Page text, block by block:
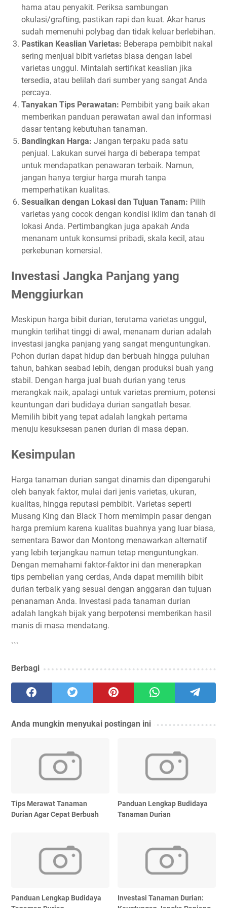
hama atau penyakit. Periksa sambungan
okulasi/grafting, pastikan rapi dan kuat. Akar harus
sudah memenuhi polybag dan tidak keluar berlebihan.
Pastikan Keaslian Varietas: Beberapa pembibit nakal
sering menjual bibit varietas biasa dengan label
varietas unggul. Mintalah sertifikat keaslian jika
tersedia, atau belilah dari sumber yang sangat Anda
percaya.
Tanyakan Tips Perawatan: Pembibit yang baik akan
memberikan panduan perawatan awal dan informasi
dasar tentang kebutuhan tanaman.
Bandingkan Harga: Jangan terpaku pada satu
penjual. Lakukan survei harga di beberapa tempat
untuk mendapatkan penawaran terbaik. Namun,
jangan hanya tergiur harga murah tanpa
memperhatikan kualitas.
Sesuaikan dengan Lokasi dan Tujuan Tanam: Pilih
varietas yang cocok dengan kondisi iklim dan tanah di
lokasi Anda. Pertimbangkan juga apakah Anda
menanam untuk konsumsi pribadi, skala kecil, atau
perkebunan komersial.
Investasi Jangka Panjang yang
Menggiurkan
Meskipun harga bibit durian, terutama varietas unggul,
mungkin terlihat tinggi di awal, menanam durian adalah
investasi jangka panjang yang sangat menguntungkan.
Pohon durian dapat hidup dan berbuah hingga puluhan
tahun, bahkan seabad lebih, dengan produksi buah yang
stabil. Dengan harga jual buah durian yang terus
merangkak naik, apalagi untuk varietas premium, potensi
keuntungan dari budidaya durian sangatlah besar.
Memilih bibit yang tepat adalah langkah pertama
menuju kesuksesan panen durian di masa depan.
Kesimpulan
Harga tanaman durian sangat dinamis dan dipengaruhi
oleh banyak faktor, mulai dari jenis varietas, ukuran,
kualitas, hingga reputasi pembibit. Varietas seperti
Musang King dan Black Thorn memimpin pasar dengan
harga premium karena kualitas buahnya yang luar biasa,
sementara Bawor dan Montong menawarkan alternatif
yang lebih terjangkau namun tetap menguntungkan.
Dengan memahami faktor-faktor ini dan menerapkan
tips pembelian yang cerdas, Anda dapat memilih bibit
durian terbaik yang sesuai dengan anggaran dan tujuan
penanaman Anda. Investasi pada tanaman durian
adalah langkah bijak yang berpotensi memberikan hasil
manis di masa mendatang.
```
Berbagi
Anda mungkin menyukai postingan ini
Tips Merawat Tanaman
Durian Agar Cepat Berbuah
Panduan Lengkap Budidaya
Tanaman Durian
Panduan Lengkap Budidaya
Investasi Tanaman Durian: